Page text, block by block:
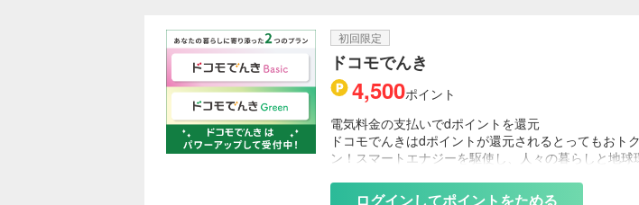
初回限定
ドコモでんき
4,500ポイント
電気料金の支払いでdポイントを還元
ドコモでんきはdポイントが還元されるとってもおト
ン！スマートエナジーを駆使し、人々の暮らしと地
本サービスで進呈されるポイントはdポイント(期間・
ログインしてポイントをためる